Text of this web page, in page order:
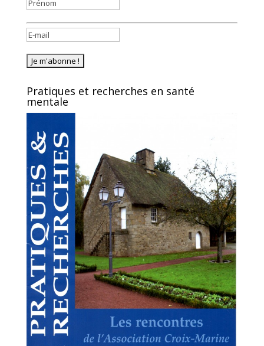
Pratiques et recherches en santé
mentale